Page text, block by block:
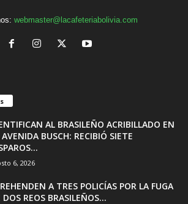
webmaster@lacafeteriabolivia.com
AL BRASILEÑO ACRIBILLADO EN
AVENIDA BUSCH: RECIBIÓ SIETE
6, 2026
A TRES POLICÍAS POR LA FUGA
DOS REOS BRASILEÑOS...